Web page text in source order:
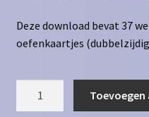
Deze download bevat 37
oefenkaartjes
Toevoegen